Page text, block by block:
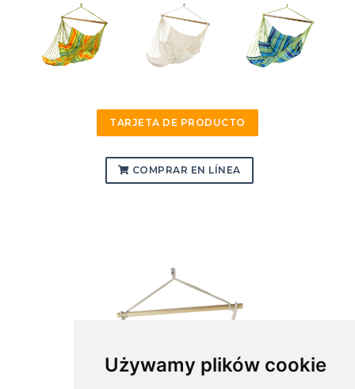
Używamy plików cookie
TARJETA DE PRODUCTO
COMPRAR EN LÍNEA